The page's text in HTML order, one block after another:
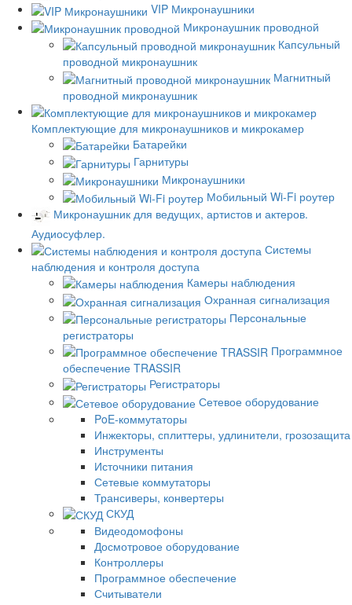
VIP Микронаушники
Микронаушник проводной
Капсульный
проводной микронаушник
Магнитный
проводной микронаушник
Комплектующие для микронаушников и микрокамер
Батарейки
Гарнитуры
Микронаушники
Мобильный Wi-Fi роутер
Микронаушник для ведущих, артистов и актеров.
Аудиосуфлер.
Системы
наблюдения и контроля доступа
Камеры наблюдения
Охранная сигнализация
Персональные
регистраторы
Программное
обеспечение TRASSIR
Регистраторы
Сетевое оборудование
PoE-коммутаторы
Инжекторы, сплиттеры, удлинители, грозозащита
Инструменты
Источники питания
Сетевые коммутаторы
Трансиверы, конвертеры
СКУД
Видеодомофоны
Досмотровое оборудование
Контроллеры
Программное обеспечение
Считыватели